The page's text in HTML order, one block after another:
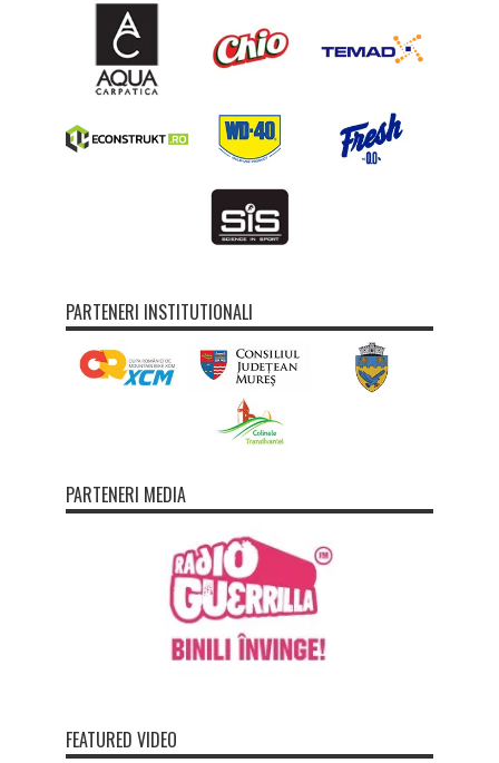
PARTENERI INSTITUTIONALI
PARTENERI MEDIA
FEATURED VIDEO